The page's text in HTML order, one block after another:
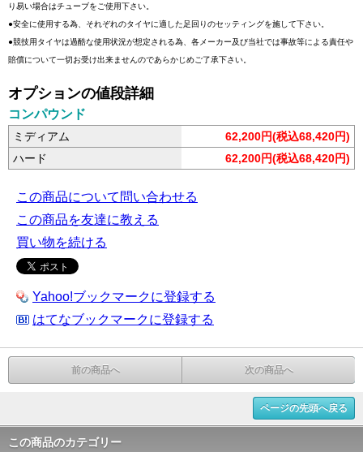
り易い場合はチューブをご使用下さい。
●安全に使用する為、それぞれのタイヤに適した足回りのセッティングを施して下さい。
●競技用タイヤは過酷な使用状況が想定される為、各メーカー及び当社では事故等による責任や
賠償について一切お受け出来ませんのであらかじめご了承下さい。
オプションの値段詳細
コンパウンド
ミディアム
62,200円(税込68,420円)
ハード
62,200円(税込68,420円)
この商品について問い合わせる
この商品を友達に教える
買い物を続ける
Yahoo!ブックマークに登録する
はてなブックマークに登録する
前の商品へ 次の商品へ
ページの先頭へ戻る
この商品のカテゴリー